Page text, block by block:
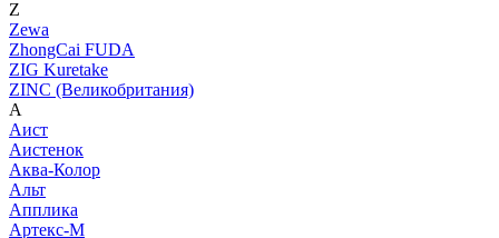
Z
Zewa
ZhongCai FUDA
ZIG Kuretake
ZINC (Великобритания)
А
Аист
Аистенок
Аква-Колор
Альт
Апплика
Артекс-М